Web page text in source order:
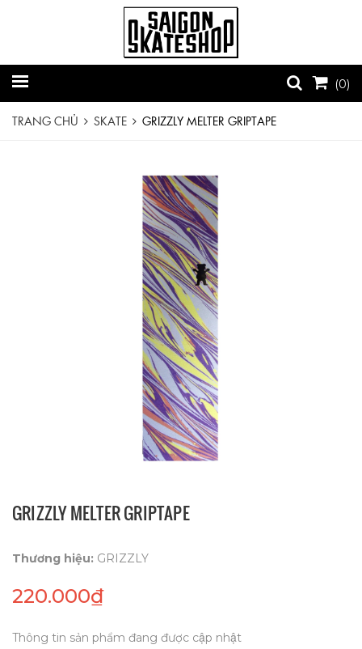
(0)
TRANG CHỦ SKATE GRIZZLY MELTER GRIPTAPE
GRIZZLY MELTER GRIPTAPE
Thương hiệu: GRIZZLY
220.000₫
Thông tin sản phẩm đang được cập nhật